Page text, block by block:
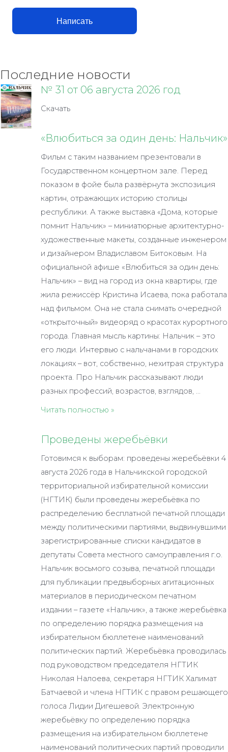
Написать
Последние новости
№ 31 от 06 августа 2026 год
Скачать
«Влюбиться за один день: Нальчик»
Фильм с таким названием презентовали в
Государственном концертном зале. Перед
показом в фойе была развёрнута экспозиция
картин, отражающих историю столицы
республики. А также выставка «Дома, которые
помнит Нальчик» – миниатюрные архитектурно-
художественные макеты, созданные инженером
и дизайнером Владиславом Битоковым. На
официальной афише «Влюбиться за один день:
Нальчик» – вид на город из окна квартиры, где
жила режиссёр Кристина Исаева, пока работала
над фильмом. Она не стала снимать очередной
«открыточный» видеоряд о красотах курортного
города. Главная мысль картины: Нальчик – это
его люди. Интервью с нальчанами в городских
локациях – вот, собственно, нехитрая структура
проекта. Про Нальчик рассказывают люди
разных профессий, возрастов, взглядов, …
«Влюбиться
один
Читать полностью »
Проведены жеребьёвки
Готовимся к выборам: проведены жеребьёвки 4
августа 2026 года в Нальчикской городской
территориальной избирательной комиссии
(НГТИК) были проведены жеребьёвка по
распределению бесплатной печатной площади
между политическими партиями, выдвинувшими
зарегистрированные списки кандидатов в
депутаты Совета местного самоуправления г.о.
Нальчик восьмого созыва, печатной площади
для публикации предвыборных агитационных
материалов в периодическом печатном
издании – газете «Нальчик», а также жеребьёвка
по определению порядка размещения на
избирательном бюллетене наименований
политических партий. Жеребьёвка проводилась
под руководством председателя НГТИК
Николая Налоева, секретаря НГТИК Халимат
Батчаевой и члена НГТИК с правом решающего
голоса Лидии Дигешевой. Электронную
жеребьёвку по определению порядка
размещения на избирательном бюллетене
наименований политических партий проводили